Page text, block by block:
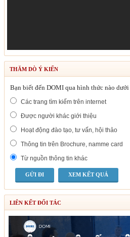
THĂM DÒ Ý KIẾN
Bạn biết đến DOMI qua hình thức nào dưới
Các trang tìm kiếm trên internet
Được người khác giới thiệu
Hoạt động đào tạo, tư vấn, hội thảo
Thông tin trên Brochure, namme card
Từ nguồn thông tin khác
XEM KẾT QUẢ
LIÊN KẾT ĐỐI TÁC